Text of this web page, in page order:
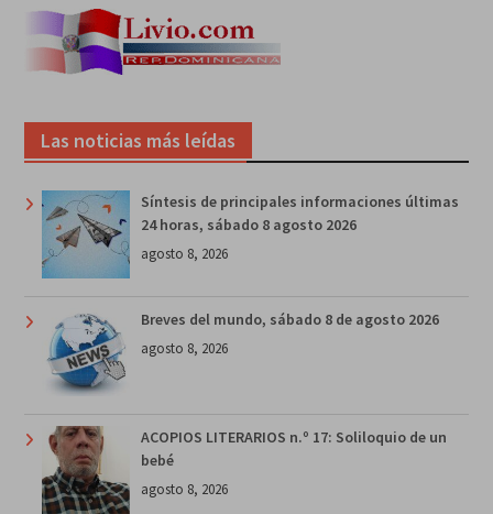
Las noticias más leídas
Síntesis de principales informaciones últimas
24 horas, sábado 8 agosto 2026
agosto 8, 2026
Breves del mundo, sábado 8 de agosto 2026
agosto 8, 2026
ACOPIOS LITERARIOS n.º 17: Soliloquio de un
bebé
agosto 8, 2026